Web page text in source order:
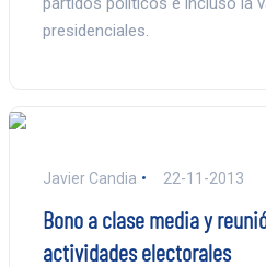
presidenciales.
Javier Candia 22-11-2013
Bono a clase media y
actividades electorales